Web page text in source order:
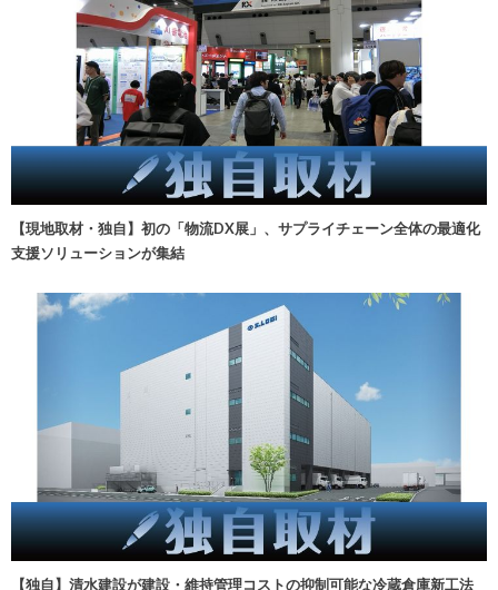
【現地取材・独自】初の「物流DX展」、サプライチェーン全体の最適化
支援ソリューションが集結
【独自】清水建設が建設・維持管理コストの抑制可能な冷蔵倉庫新工法